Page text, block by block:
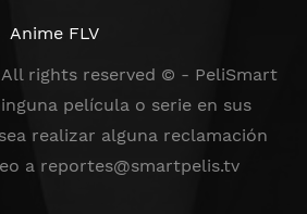
Anime FLV
rights reserved © - PeliSmart
película o serie en sus
realizar alguna reclamación
a reportes@smartpelis.tv